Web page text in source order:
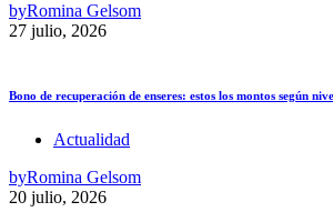
byRomina Gelsom
27 julio, 2026
Bono de recuperación de enseres: estos los montos según
Actualidad
byRomina Gelsom
20 julio, 2026